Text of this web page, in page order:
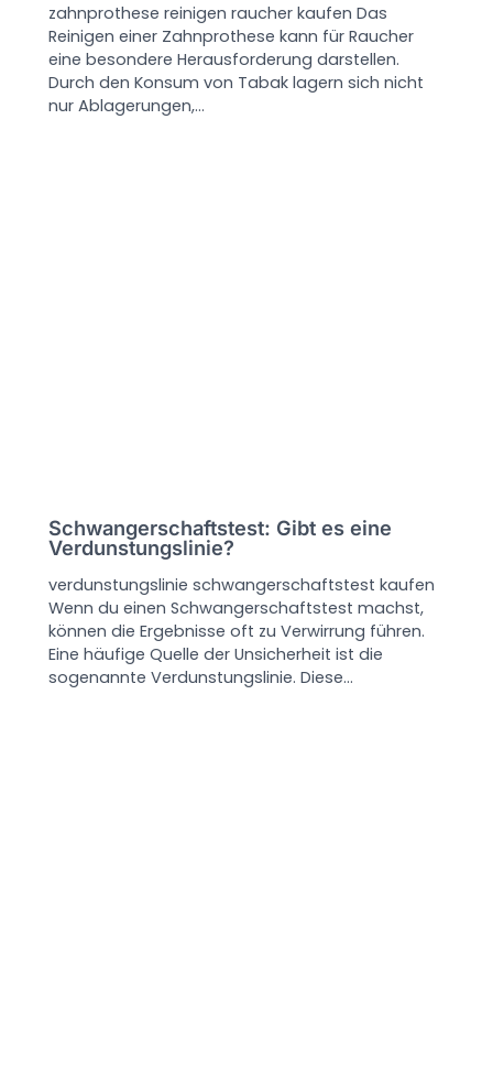
zahnprothese reinigen raucher kaufen Das
Reinigen einer Zahnprothese kann für Raucher
eine besondere Herausforderung darstellen.
Durch den Konsum von Tabak lagern sich nicht
nur Ablagerungen,…
Schwangerschaftstest: Gibt es eine
Verdunstungslinie?
verdunstungslinie schwangerschaftstest kaufen
Wenn du einen Schwangerschaftstest machst,
können die Ergebnisse oft zu Verwirrung führen.
Eine häufige Quelle der Unsicherheit ist die
sogenannte Verdunstungslinie. Diese…